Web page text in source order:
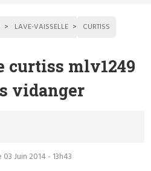
LAVE-VAISSELLE CURTISS
curtiss mlv1249
vidanger
03 Juin 2014 - 13h43